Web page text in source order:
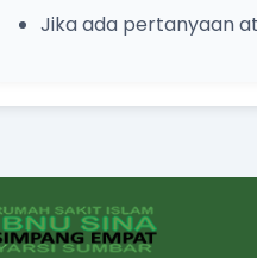
Jika ada pertanyaan